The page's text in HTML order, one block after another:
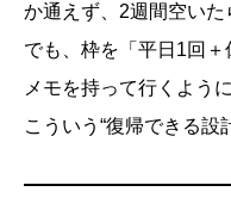
か通えず、2週間空いた
でも、枠を「平日1回
メモを持って行くよう
こういう“復帰できる設